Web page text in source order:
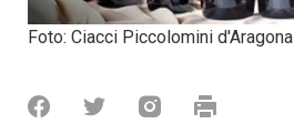
Foto: Ciacci Piccolomini d'Aragona